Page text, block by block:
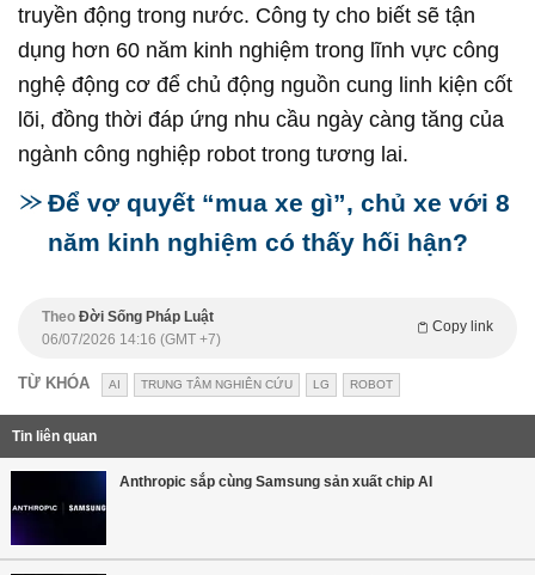
truyền động trong nước. Công ty cho biết sẽ tận
dụng hơn 60 năm kinh nghiệm trong lĩnh vực công
nghệ động cơ để chủ động nguồn cung linh kiện cốt
lõi, đồng thời đáp ứng nhu cầu ngày càng tăng của
ngành công nghiệp robot trong tương lai.
Để vợ quyết “mua xe gì”, chủ xe với 8
năm kinh nghiệm có thấy hối hận?
Theo Đời Sống Pháp Luật
Copy link
06/07/2026 14:16 (GMT +7)
TỪ KHÓA AI TRUNG TÂM NGHIÊN CỨU LG ROBOT
Tin liên quan
Anthropic sắp cùng Samsung sản xuất chip AI